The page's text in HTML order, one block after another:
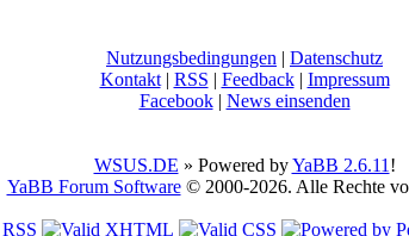
Nutzungsbedingungen | Datenschutz
Kontakt| RSS | Feedback| Impressum
Facebook| News einsenden
WSUS.DE » Powered byYaBB 2.6.11 !
YaBB Forum Software© 2000-2026. Alle Rechte